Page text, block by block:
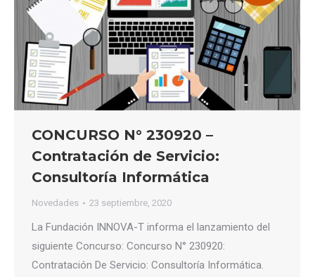
CONCURSO N° 230920 –
Contratación de Servicio:
Consultoría Informática
Novedades 23 septiembre, 2020
La Fundación INNOVA-T informa el lanzamiento del
siguiente Concurso: Concurso N° 230920:
Contratación De Servicio: Consultoría Informática.